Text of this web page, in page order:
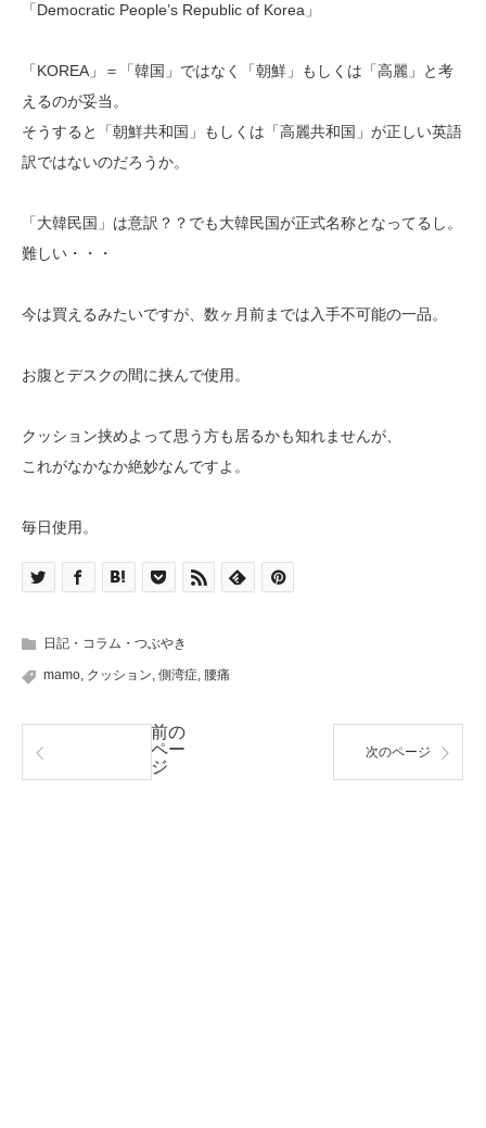
「Democratic People’s Republic of Korea」
「KOREA」＝「韓国」ではなく「朝鮮」もしくは「高麗」と考
えるのが妥当。
そうすると「朝鮮共和国」もしくは「高麗共和国」が正しい英語
訳ではないのだろうか。
「大韓民国」は意訳？？でも大韓民国が正式名称となってるし。
難しい・・・
今は買えるみたいですが、数ヶ月前までは入手不可能の一品。
お腹とデスクの間に挟んで使用。
クッション挟めよって思う方も居るかも知れませんが、
これがなかなか絶妙なんですよ。
毎日使用。
日記・コラム・つぶやき
mamo, クッション, 側湾症, 腰痛
前の
ペー
ジ
次のページ